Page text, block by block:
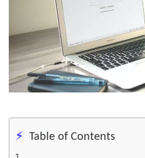
Table of Contents